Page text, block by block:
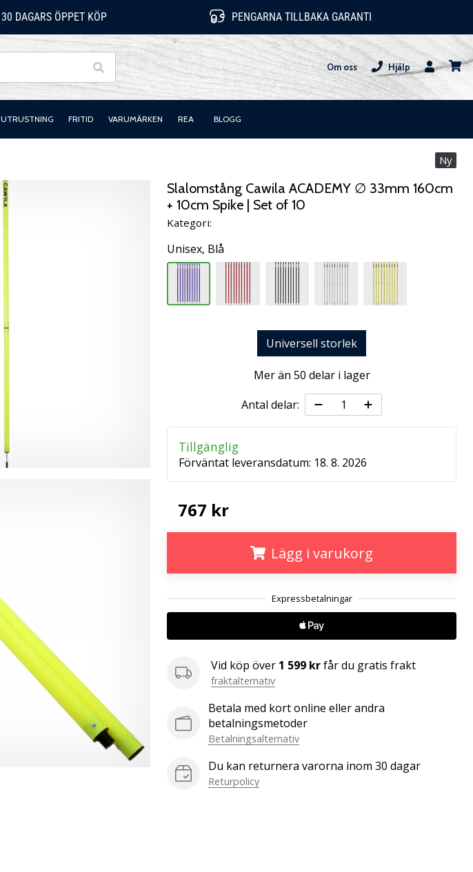
30 DAGARS ÖPPET KÖP PENGARNA TILLBAKA GARANTI
Om oss
Hjälp
UTRUSTNING FRITID VARUMÄRKEN REA BLOGG
Ny
Slalomstång Cawila ACADEMY ∅ 33mm 160cm
+ 10cm Spike | Set of 10
Kategori:
Unisex, Blå
Universell storlek
Mer än 50 delar i lager
Antal delar:
Tillgänglig
Förväntat leveransdatum: 18. 8. 2026
767 kr
Lägg i varukorg
Vid köp över 1 599 krfår du gratis frakt
fraktalternativ
Betala med kort online eller andra
betalningsmetoder
Betalningsalternativ
Du kan returnera varorna inom 30 dagar
Returpolicy